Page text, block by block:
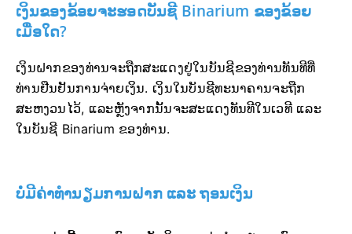
ເງິນຂອງຂ້ອຍຈະຮອດບັນຊີ Binarium ຂອງຂ້ອຍ
ເມື່ອໃດ?
ເງິນຝາກຂອງທ່ານຈະຖືກສະແດງຢູ່ໃນບັນຊີຂອງທ່ານທັນທີທີ່
ທ່ານຢືນຢັນການຈ່າຍເງິນ. ເງິນໃນບັນຊີທະນາຄານຈະຖືກ
ສະຫງວນໄວ້, ແລະຫຼັງຈາກນັ້ນຈະສະແດງທັນທີໃນເວທີ ແລະ
ໃນບັນຊີ Binarium ຂອງທ່ານ.
ບໍ່ມີຄ່າທຳນຽມການຝາກ ແລະ ຖອນເງິນ